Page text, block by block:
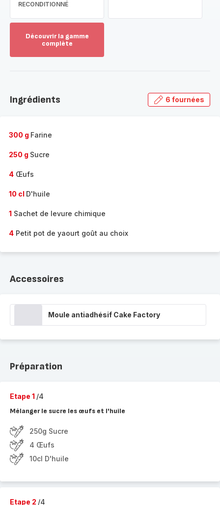
RECONDITIONNÉ
Découvrir la gamme
complète
gamme
Ingrédients 6 fournées
300 g Farine
250 g Sucre
4 Œufs
10 cl D'huile
1 Sachet de levure chimique
4 Petit pot de yaourt goût au choix
Accessoires
Moule antiadhésif Cake Factory
Préparation
Etape 1 /4
Mélanger le sucre les œufs et l'huile
250g Sucre
4 Œufs
10cl D'huile
Etape 2 /4